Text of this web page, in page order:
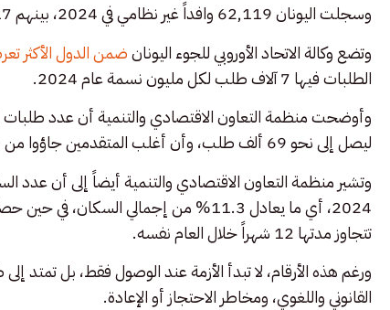
وسجلت اليونان 62,119 وافداً غير نظامي في 2024، بينهم 54,417 وصلوا بحراً، بزيادة 30.9% عن العام السابق.
وتضع وكالة الاتحاد الأوروبي للجوء اليونانضمن الدول الأكثر
الطلبات فيها 7 آلاف طلب لكل مليون نسمة عام 2024.
ليصل إلى نحو 69 ألف طلب، وأن أغلب المتقدمين جاؤوا من سوريا وأفغانستان ومصر.
تتجاوز مدتها 12 شهراً خلال العام نفسه.
ورغم هذه الأرقام، لا تبدأ الأزمة عند الوصول فقط، بل تمتد
القانوني واللغوي، ومخاطر الاحتجاز أو الإعادة.